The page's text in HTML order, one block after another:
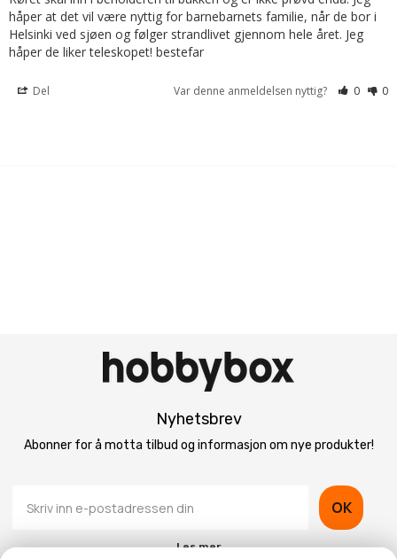
håper at det vil være nyttig for barnebarnets familie, når de bor i
Helsinki ved sjøen og følger strandlivet gjennom hele året. Jeg
håper de liker teleskopet! bestefar
Del Var denne anmeldelsen nyttig? 0 0
Nyhetsbrev
Abonner for å motta tilbud og informasjon om nye produkter!
OK
Les mer